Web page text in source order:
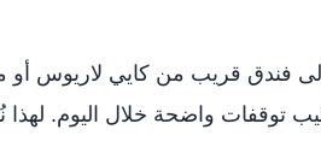
فندق قريب من كايي لاريوس أو
توقفات واضحة خلال اليوم.